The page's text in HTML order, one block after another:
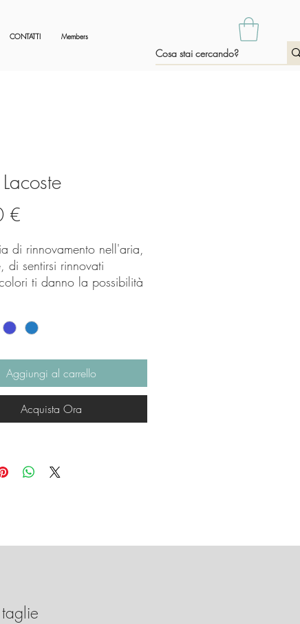
CONTATTI Members
€
di rinnovamento nell'aria,
di sentirsi rinnovati
ti danno la possibilità
bene anche
scuro di capelli.
per il blu/azzurro e cod.
il bluette
Aggiungi al carrello
Acquista Ora